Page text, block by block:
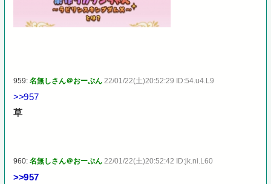
959:名無しさん＠おーぷん 22/01/22(土)20:52:29 ID:54.u4.L9
>>957
草
960:名無しさん＠おーぷん 22/01/22(土)20:52:42 ID:jk.ni.L60
>>957